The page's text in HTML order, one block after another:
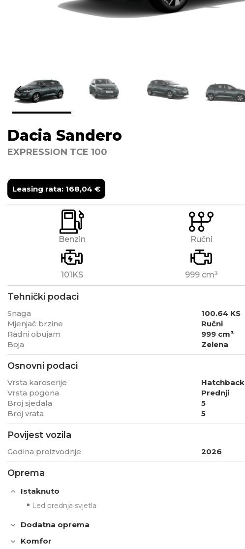
Dacia Sandero
EXPRESSION TCE 100
Leasing rata: 168,04 €
Benzin Ručni
101KS 999 cm³
Tehnički podaci
Snaga
100.64 KS
Mjenjač brzine
Ručni
Radni obujam
999 cm³
Boja
Zelena
Osnovni podaci
Vrsta karoserije
Hatchback
Vrsta pogona
Prednji
Broj sjedala
5
Broj vrata
5
Povijest vozila
Godina proizvodnje 2026
Oprema
Istaknuto
Led prednja svjetla
Dodatna oprema
Komfor